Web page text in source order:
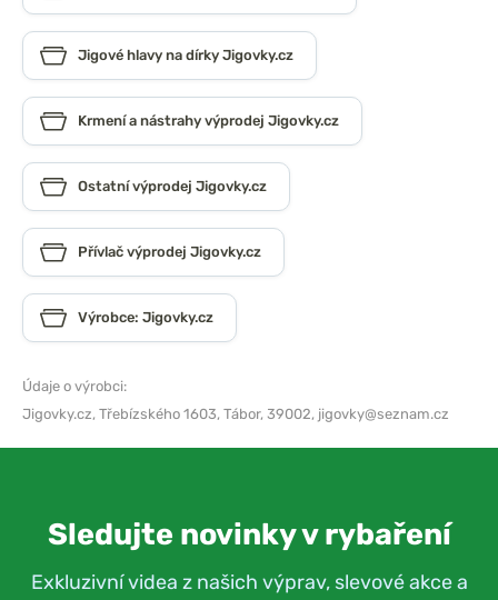
Jigové hlavy na dírky Jigovky.cz
Krmení a nástrahy výprodej Jigovky.cz
Ostatní výprodej Jigovky.cz
Přívlač výprodej Jigovky.cz
Výrobce: Jigovky.cz
Údaje o výrobci:
Jigovky.cz, Třebízského 1603, Tábor, 39002, jigovky@seznam.cz
Sledujte novinky v rybaření
Exkluzivní videa z našich výprav, slevové akce a